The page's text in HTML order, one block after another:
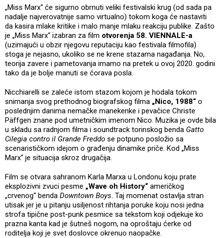
„Miss Marx“ će sigurno obrnuti veliki festivalski krug (od sada pa
nadalje najverovatnije samo virtualno) tokom koga će nastaviti
da kasira mlake kritike i malo manje mlaku reakciju publike. Zašto
je „Miss Marx“ izabran za film otvorenja 58. VIENNALE-a
(uzimajući u obzir njegovu reputaciju kao festivala filmofila)
stoga je nejasno, ukoliko se ne krene stazama nagađanja. No,
teorija zavere i pametovanja imamo na pretek u ovoj 2020. godini
tako da je bolje manuti se ćorava posla.
Nicchiarelli se zaleće istom stazom kojom je hodala tokom
snimanja svog prethodnog biografskog filma „Nico, 1988“ o
poslednjim danima nemačke manekenke i pevačice Christe
Päffgen znane pod umetničkim imenom Nico. Muzika je ovde bila
u skladu sa radnjom filma i soundtrack torinskog benda Gatto
Cilegia contro il Grande Freddo se potpuno posložio sa
scenarističkom idejom o građenju dinamike priče. Kod „Miss
Marx“ je situacija skroz drugačija.
Film se otvara sahranom Karla Marxa u Londonu koju prate
eksplozivni zvuci pesme „Wave oh History“ američkog
„crvenog“ benda Downtown Boys. Taj momenat ostavlja stran
utisak jer je u pitanju usiljenost rihtanja poruke koju nosi jedna
strofa tipične post-punk pesmice sa tekstom koji odjekuje ko
prazna kanta kad je šutneš nogom, na oproštaju ćerke od
roditelja koji je svet doslovce okrenuo naopačke.